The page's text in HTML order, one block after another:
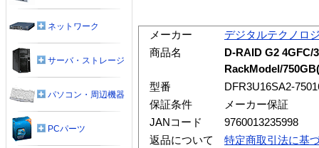
メーカー
デジタルテクノロ
商品名
D-RAID G2 4GFC/
RackModel/
型番
DFR3U16SA2-
保証条件
メーカー保証
JANコード
9760013235998
返品について
特定商取引法に基
ネットワーク
サーバ・ストレージ
パソコン・周辺機器
PCパーツ